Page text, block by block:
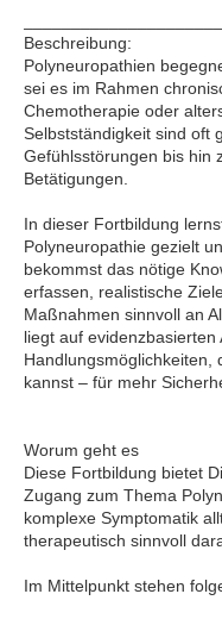
Beschreibung:
Polyneuropathien
sei es im Rahmen
Chemotherapie oder
Selbstständigkeit sind oft
Gefühlsstörungen bis hin
Betätigungen.
In dieser Fortbildung
Polyneuropathie gezielt
bekommst das nötige
erfassen, realistische
Maßnahmen sinnvoll an
liegt auf
Handlungsmöglichkeiten,
kannst – für mehr
Worum geht es
Diese Fortbildung bietet
Zugang zum Thema
komplexe Symptomatik
therapeutisch sinnvoll
Im Mittelpunkt stehen